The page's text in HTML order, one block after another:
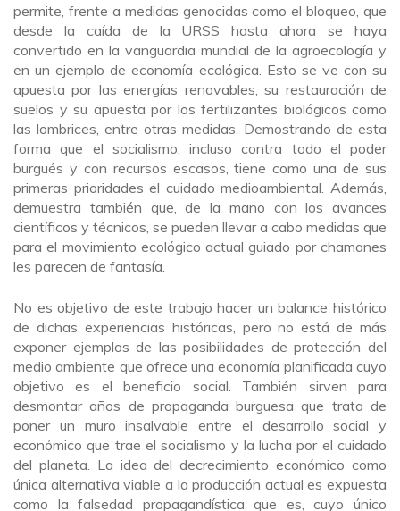
permite, frente a medidas genocidas como el bloqueo, que
desde la caída de la URSS hasta ahora se haya
convertido en la vanguardia mundial de la agroecología y
en un ejemplo de economía ecológica. Esto se ve con su
apuesta por las energías renovables, su restauración de
suelos y su apuesta por los fertilizantes biológicos como
las lombrices, entre otras medidas. Demostrando de esta
forma que el socialismo, incluso contra todo el poder
burgués y con recursos escasos, tiene como una de sus
primeras prioridades el cuidado medioambiental. Además,
demuestra también que, de la mano con los avances
científicos y técnicos, se pueden llevar a cabo medidas que
para el movimiento ecológico actual guiado por chamanes
les parecen de fantasía.
No es objetivo de este trabajo hacer un balance histórico
de dichas experiencias históricas, pero no está de más
exponer ejemplos de las posibilidades de protección del
medio ambiente que ofrece una economía planificada cuyo
objetivo es el beneficio social. También sirven para
desmontar años de propaganda burguesa que trata de
poner un muro insalvable entre el desarrollo social y
económico que trae el socialismo y la lucha por el cuidado
del planeta. La idea del decrecimiento económico como
única alternativa viable a la producción actual es expuesta
como la falsedad propagandística que es, cuyo único